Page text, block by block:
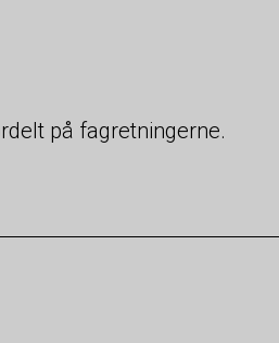
på fagretningerne.